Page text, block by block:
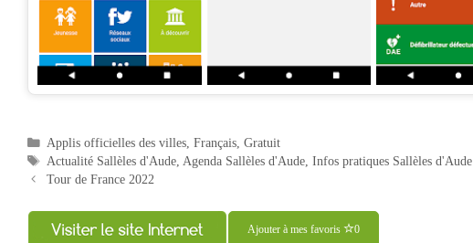
Catégories
Applis officielles des villes,Français,Gratuit
Étiquettes
Actualité Sallèles d'Aude,Agenda Sallèles d'Aude,Infos pratiques Sallèles d'Aude
Navigation
articles
Tour de France 2022
Ajouter à mes favoris 0